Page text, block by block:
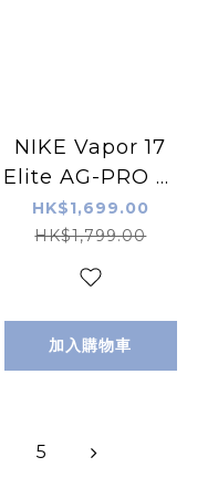
NIKE Vapor 17
Elite AG-PRO 仿
草/草地足球鞋 黑綠
色
HK$1,699.00
HK$1,799.00
加入購物車
5